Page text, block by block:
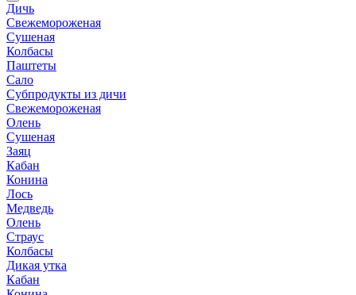
Дичь
Свежемороженая
Сушеная
Колбасы
Паштеты
Сало
Субпродукты из дичи
Свежемороженая
Олень
Сушеная
Заяц
Кабан
Конина
Лось
Медведь
Олень
Страус
Колбасы
Дикая утка
Кабан